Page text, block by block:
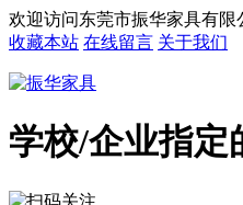
欢迎访问东莞市振华家具有限
收藏本站 在线留言 关于我们
学校/企业指定